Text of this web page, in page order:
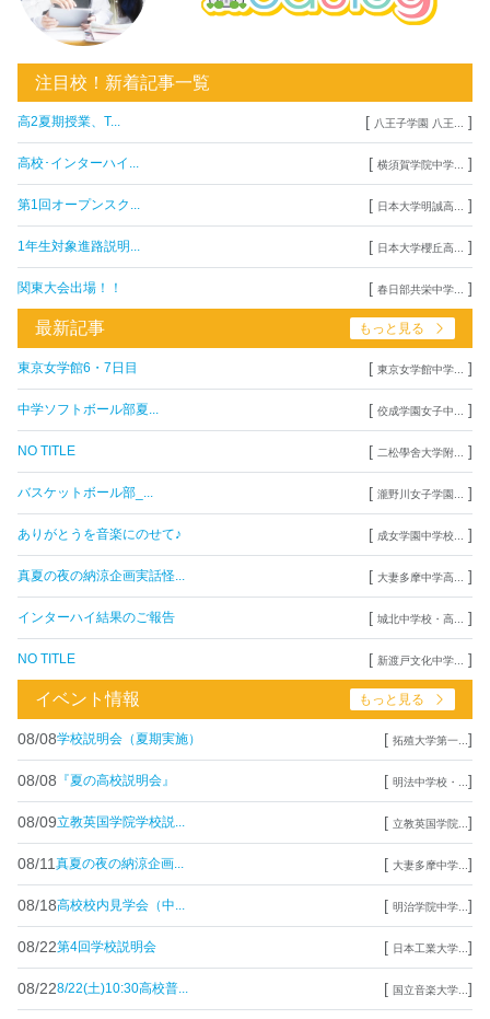
注目校！新着記事一覧
高2夏期授業、T... [ 八王子学園 八王... ]
高校･インターハイ... [ 横須賀学院中学... ]
第1回オープンスク... [ 日本大学明誠高... ]
1年生対象進路説明... [ 日本大学櫻丘高... ]
関東大会出場！！ [ 春日部共栄中学... ]
最新記事 もっと見る
東京女学館6・7日目 [ 東京女学館中学... ]
中学ソフトボール部夏... [ 佼成学園女子中... ]
NO TITLE [ 二松學舍大学附... ]
バスケットボール部_... [ 瀧野川女子学園... ]
ありがとうを音楽にのせて♪ [ 成女学園中学校... ]
真夏の夜の納涼企画実話怪... [ 大妻多摩中学高... ]
インターハイ結果のご報告 [ 城北中学校・高... ]
NO TITLE [ 新渡戸文化中学... ]
イベント情報 もっと見る
08/08学校説明会（夏期実施） [ 拓殖大学第一... ]
08/08 『夏の高校説明会』 [ 明法中学校・... ]
08/09立教英国学院学校説... [ 立教英国学院... ]
08/11 真夏の夜の納涼企画... [ 大妻多摩中学... ]
08/18高校校内見学会（中... [ 明治学院中学... ]
08/22第4回学校説明会 [ 日本工業大学... ]
08/228/22(土)10:30高校普... [ 国立音楽大学... ]